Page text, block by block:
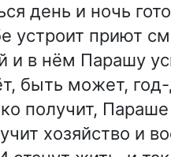
день и ночь
устроит приют
и в нём Парашу
быть может,
получит, Параше
хозяйство и